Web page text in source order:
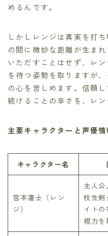
めるんです。
しかしレンジは真実を打
の間に微妙な距離が生ま
いただすことはせず、レ
を待つ姿勢を取りますが
の心を苦しめます。信頼
続けることの辛さを、レ
主要キャラクターと声優情
キャラクター名
宮本蓮士（レン
ジ）
主人公
校生剣
イトの
視力を